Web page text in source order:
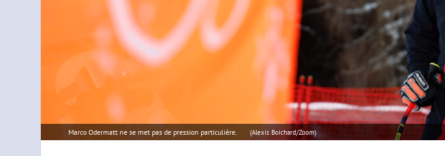
Marco Odermatt ne se met pas de pression particulière. (Alexis Boichard/Zoom)